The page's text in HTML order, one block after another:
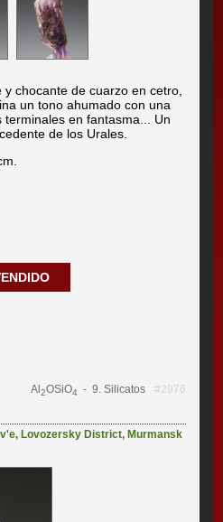
y chocante de cuarzo en cetro,
un tono ahumado con una
en fantasma... Un
de los Urales.
Al 2OSiO4 - 9. Silicatos #2976
, Lovozersky District, Murmansk